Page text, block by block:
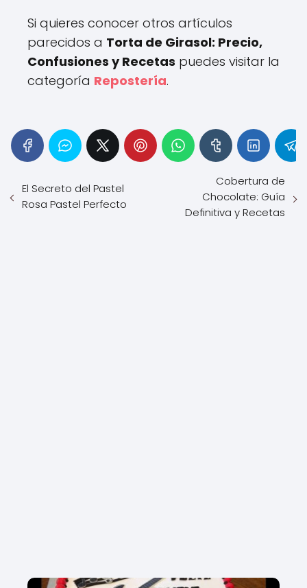
Si quieres conocer otros artículos
parecidos a Torta de Girasol: Precio,
Confusiones y Recetas puedes visitar la
categoría Repostería.
El Secreto del Pastel
Rosa Pastel Perfecto
Cobertura de
Chocolate: Guía
Definitiva y Recetas